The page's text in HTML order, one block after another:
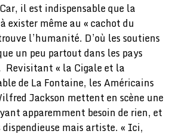
il est indispensable que la
exister même au « cachot du
l’humanité. D’où les soutiens
un peu partout dans les pays
Revisitant « la Cigale et la
de La Fontaine, les Américains
Jackson mettent en scène une
apparemment besoin de rien, et
dispendieuse mais artiste. « Ici,